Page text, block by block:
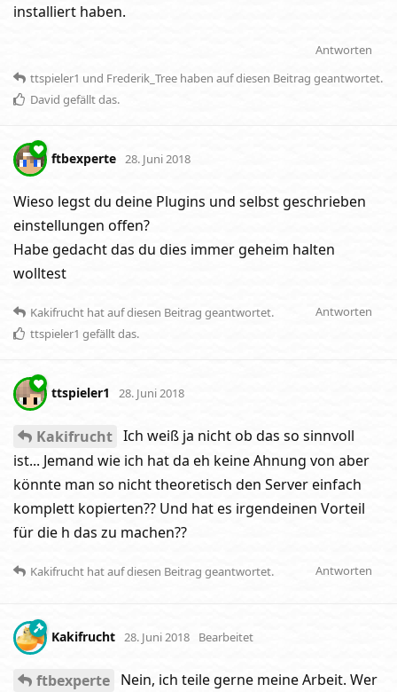
installiert haben.
Antworten
ttspieler1 und Frederik_Tree haben auf diesen Beitrag geantwortet.
David gefällt das.
ftbexperte 28. Juni 2018
Wieso legst du deine Plugins und selbst geschrieben
einstellungen offen?
Habe gedacht das du dies immer geheim halten
wolltest
Antworten
Kakifrucht hatauf diesen Beitrag geantwortet.
ttspieler1 gefällt das.
ttspieler1 28. Juni 2018
Kakifrucht Ich weiß ja nicht ob das so sinnvoll
ist... Jemand wie ich hat da eh keine Ahnung von aber
könnte man so nicht theoretisch den Server einfach
komplett kopierten?? Und hat es irgendeinen Vorteil
für die h das zu machen??
Antworten
Kakifrucht hatauf diesen Beitrag geantwortet.
Kakifrucht 28. Juni 2018 Bearbeitet
ftbexperte Nein, ich teile gerne meine Arbeit. Wer